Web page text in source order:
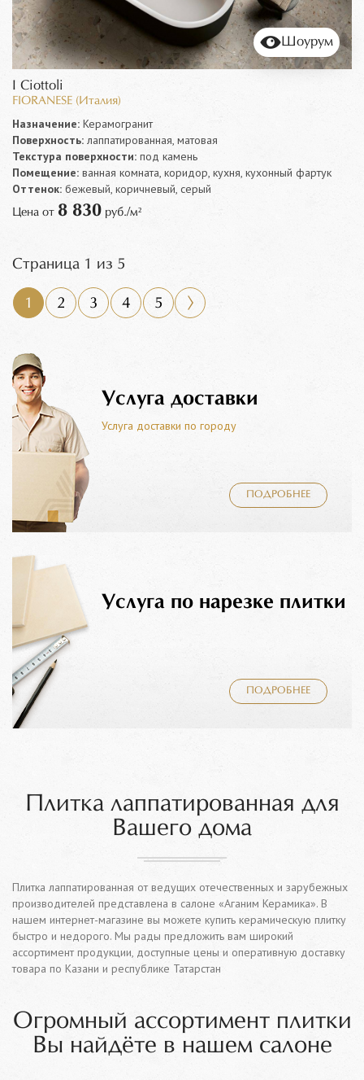
Шоурум
I Ciottoli
FIORANESE (Италия)
Назначение: Керамогранит
Поверхность: лаппатированная, матовая
Текстура поверхности: под камень
Помещение: ванная комната, коридор, кухня, кухонный фартук
Оттенок: бежевый, коричневый, серый
Цена от 8 830 руб./м²
Страница 1 из 5
1 2 3 4 5
Услуга доставки
Услуга доставки по городу
ПОДРОБНЕЕ
Услуга по нарезке плитки
ПОДРОБНЕЕ
Плитка лаппатированная для
Вашего дома
Плитка лаппатированная от ведущих отечественных и зарубежных
производителей представлена в салоне «Аганим Керамика». В
нашем интернет-магазине вы можете купить керамическую плитку
быстро и недорого. Мы рады предложить вам широкий
ассортимент продукции, доступные цены и оперативную доставку
товара по Казани и республике Татарстан
Огромный ассортимент плитки
Вы найдёте в нашем салоне